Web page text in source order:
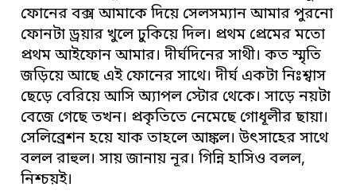
ফোনের বক্স আমাকে দিয়ে সেলসম্যান আমার পুরনো
ফোনটা ড্রয়ার খুলে ঢুকিয়ে দিল। প্রথম প্রেমের মতো
প্রথম আইফোন আমার। দীর্ঘদিনের সাথী। কত স্মৃতি
জড়িয়ে আছে এই ফোনের সাথে। দীর্ঘ একটা নিঃশ্বাস
ছেড়ে বেরিয়ে আসি অ্যাপল স্টোর থেকে। সাড়ে নয়টা
বেজে গেছে তখন। প্রকৃতিতে নেমেছে গোধূলীর ছায়া।
সেলিব্রেশন হয়ে যাক তাহলে আঙ্কল। উৎসাহের সাথে
বলল রাহুল। সায় জানায় নূর। গিন্নি হাসিও বলল,
নিশ্চয়ই।